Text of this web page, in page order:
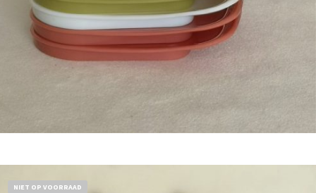
NIET OP VOORRAAD